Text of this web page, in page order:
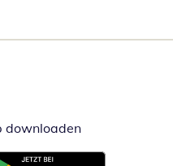
downloadenÖffnet in